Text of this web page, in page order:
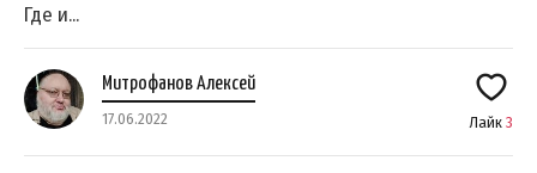
Где и...
Митрофанов Алексей
17.06.2022 Лайк 3